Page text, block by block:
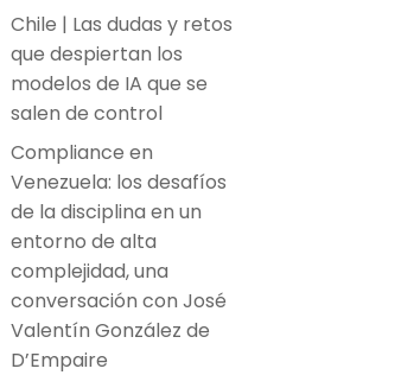
Chile | Las dudas y retos
que despiertan los
modelos de IA que se
salen de control
Compliance en
Venezuela: los desafíos
de la disciplina en un
entorno de alta
complejidad, una
conversación con José
Valentín González de
D’Empaire